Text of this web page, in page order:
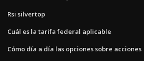
Rsi silvertop
Cuál es la tarifa federal aplicable
Cómo día a día las opciones sobre acciones